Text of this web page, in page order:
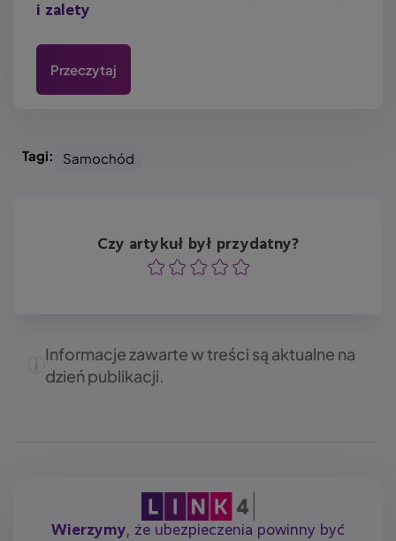
i zalety
Przeczytaj
Tagi: Samochód
Czy artykuł był przydatny?
OcenaOcenaOcena
OcenaOcena
Informacje zawarte w treści są aktualne na
dzień publikacji.
Wierzymy, że ubezpieczenia powinny być